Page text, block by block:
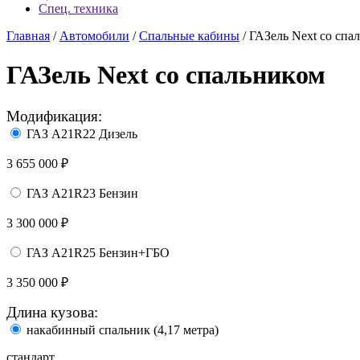
Спец. техника
Главная / Автомобили /Спальные кабины /ГАЗель Next со
ГАЗель Next со спальником
Модификация:
ГАЗ A21R22 Дизель
3 655 000 ₽
ГАЗ A21R23 Бензин
3 300 000 ₽
ГАЗ A21R25 Бензин+ГБО
3 350 000 ₽
Длина кузова:
накабинный спальник (4,17 метра)
стандарт